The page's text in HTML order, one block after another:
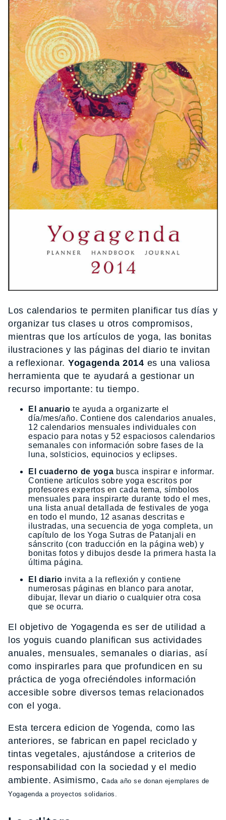
Los calendarios te permiten planificar tus días y
organizar tus clases u otros compromisos,
mientras que los artículos de yoga, las bonitas
ilustraciones y las páginas del diario te invitan
a reflexionar. Yogagenda 2014 es una valiosa
herramienta que te ayudará a gestionar un
recurso importante: tu tiempo.
El anuario te ayuda a organizarte el
día/mes/año. Contiene dos calendarios anuales,
12 calendarios mensuales individuales con
espacio para notas y 52 espaciosos calendarios
semanales con información sobre fases de la
luna, solsticios, equinocios y eclipses.
El cuaderno de yoga busca inspirar e informar.
Contiene artículos sobre yoga escritos por
profesores expertos en cada tema, símbolos
mensuales para inspirarte durante todo el mes,
una lista anual detallada de festivales de yoga
en todo el mundo, 12 asanas descritas e
ilustradas, una secuencia de yoga completa, un
capítulo de los Yoga Sutras de Patanjali en
sánscrito (con traducción en la página web) y
bonitas fotos y dibujos desde la primera hasta la
última página.
El diario invita a la reflexión y contiene
numerosas páginas en blanco para anotar,
dibujar, llevar un diario o cualquier otra cosa
que se ocurra.
El objetivo de Yogagenda es ser de utilidad a
los yoguis cuando planifican sus actividades
anuales, mensuales, semanales o diarias, así
como inspirarles para que profundicen en su
práctica de yoga ofreciéndoles información
accesible sobre diversos temas relacionados
con el yoga.
Esta tercera edicion de Yogenda, como las
anteriores, se fabrican en papel reciclado y
tintas vegetales, ajustándose a criterios de
responsabilidad con la sociedad y el medio
ambiente. Asimismo, cada año se donan ejemplares de
Yogagenda a proyectos solidarios .